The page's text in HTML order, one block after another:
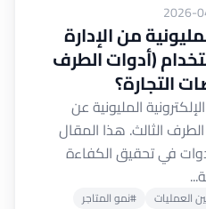
2026-
من الإدارة
(أدوات الطرف
التجارة؟
المليونية عن
الطرف الثالث. هذا المقال
في تحقيق الكفاءة
العمليات #نمو المتاجر